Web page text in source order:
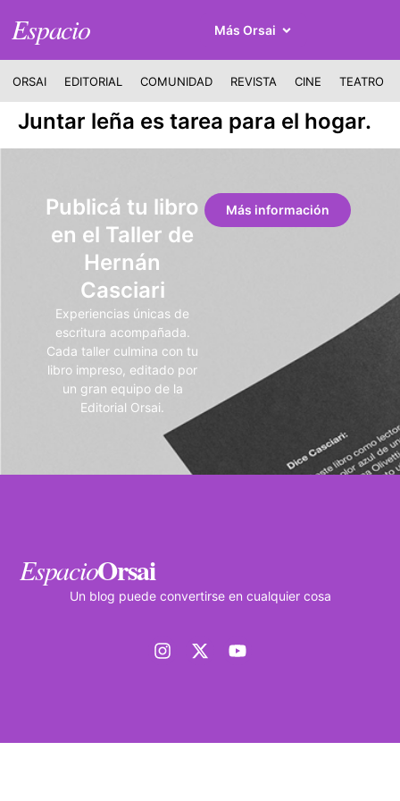
Espacio Más Orsai
ORSAI EDITORIAL COMUNIDAD REVISTA CINE TEATRO
Juntar leña es tarea para el hogar.
Publicá tu libro
en el Taller de
Hernán
Casciari
Experiencias únicas de
escritura acompañada.
Cada taller culmina con tu
libro impreso, editado por
un gran equipo de la
Editorial Orsai.
Más información
EspacioOrsai
Un blog puede convertirse en cualquier cosa